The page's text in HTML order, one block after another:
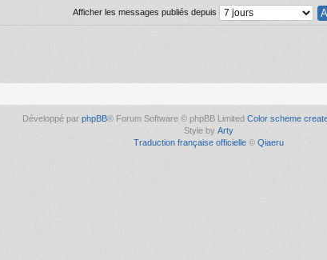
Afficher les messages publiés depuis
Développé par phpBB® Forum Software © phpBB Limited Color scheme
Style by Arty
Traduction française officielle © Qiaeru